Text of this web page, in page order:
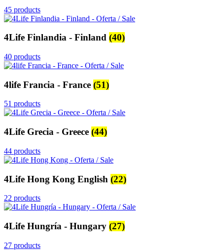
45 products
4Life Finlandia - Finland (40)
40 products
4life Francia - France (51)
51 products
4Life Grecia - Greece (44)
44 products
4Life Hong Kong English (22)
22 products
4Life Hungría - Hungary (27)
27 products